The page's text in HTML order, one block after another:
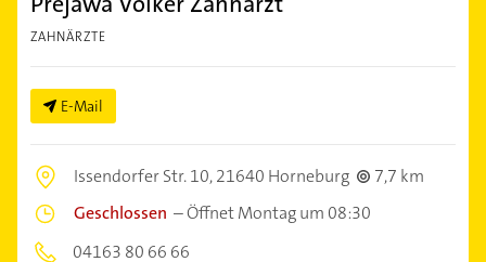
ZAHNÄRZTE
E-Mail
Issendorfer Str. 10,21640 Horneburg
7,7 km
Geschlossen –Öffnet Montag um 08:30
04163 80 66 66